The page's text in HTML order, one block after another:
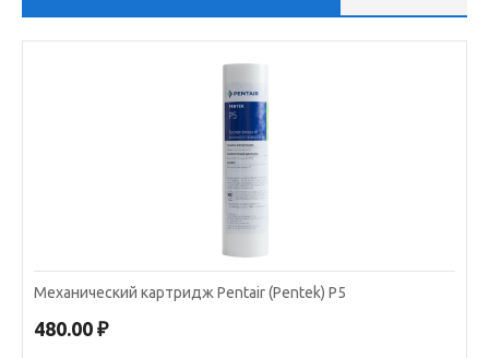
Механический картридж Pentair (Pentek) P5
480.00 ₽